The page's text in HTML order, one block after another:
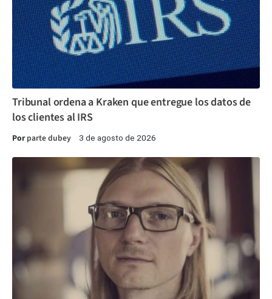
Tribunal ordena a Kraken que entregue los datos de
los clientes al IRS
Porparte dubey 3 de agosto de 2026